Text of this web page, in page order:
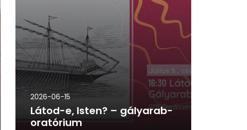
2026-06-15
Látod-e, Isten? – gályarab-
oratórium